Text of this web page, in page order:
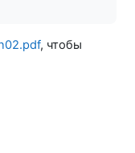
, чтобы